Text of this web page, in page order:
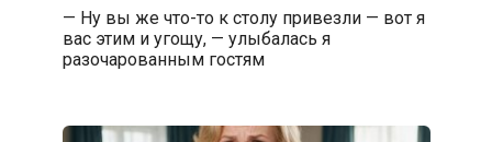
— Ну вы же что-то к столу привезли — вот я
вас этим и угощу, — улыбалась я
разочарованным гостям